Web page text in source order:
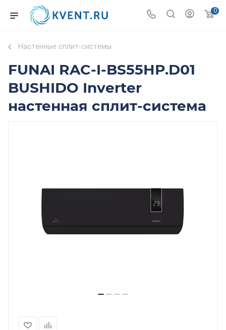
0
Настенные сплит-системы
FUNAI RAC-I-BS55HP.D01
BUSHIDO Inverter
настенная сплит-система